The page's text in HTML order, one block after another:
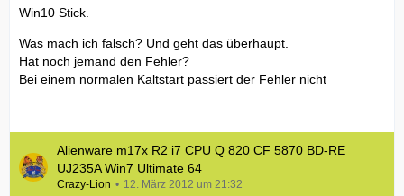
Win10 Stick.
Was mach ich falsch? Und geht das überhaupt.
Hat noch jemand den Fehler?
Bei einem normalen Kaltstart passiert der Fehler nicht
Alienware m17x R2 i7 CPU Q 820 CF 5870 BD-RE
UJ235A Win7 Ultimate 64
Crazy-Lion 12. März 2012 um 21:32